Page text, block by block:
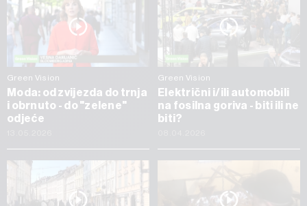
Green Vision
Moda: od zvijezda do trnja
i obrnuto - do "zelene"
odjeće
Green Vision
Električni i/ili automobili
na fosilna goriva - biti ili ne
biti?